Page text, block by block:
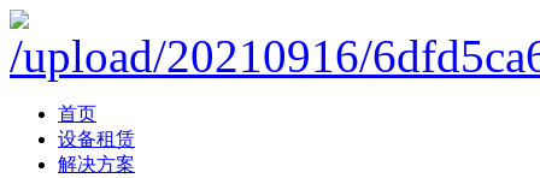
首页
设备租赁
解决方案